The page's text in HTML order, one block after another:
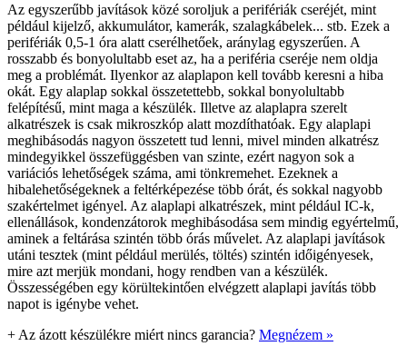
Az egyszerűbb javítások közé soroljuk a perifériák cseréjét, mint
például kijelző, akkumulátor, kamerák, szalagkábelek... stb. Ezek a
perifériák 0,5-1 óra alatt cserélhetőek, aránylag egyszerűen. A
rosszabb és bonyolultabb eset az, ha a periféria cseréje nem oldja
meg a problémát. Ilyenkor az alaplapon kell tovább keresni a hiba
okát. Egy alaplap sokkal összetettebb, sokkal bonyolultabb
felépítésű, mint maga a készülék. Illetve az alaplapra szerelt
alkatrészek is csak mikroszkóp alatt mozdíthatóak. Egy alaplapi
meghibásodás nagyon összetett tud lenni, mivel minden alkatrész
mindegyikkel összefüggésben van szinte, ezért nagyon sok a
variációs lehetőségek száma, ami tönkremehet. Ezeknek a
hibalehetőségeknek a feltérképezése több órát, és sokkal nagyobb
szakértelmet igényel. Az alaplapi alkatrészek, mint például IC-k,
ellenállások, kondenzátorok meghibásodása sem mindig egyértelmű,
aminek a feltárása szintén több órás művelet. Az alaplapi javítások
utáni tesztek (mint például merülés, töltés) szintén időigényesek,
mire azt merjük mondani, hogy rendben van a készülék.
Összességében egy körültekintően elvégzett alaplapi javítás több
napot is igénybe vehet.
+ Az ázott készülékre miért nincs garancia? Megnézem »